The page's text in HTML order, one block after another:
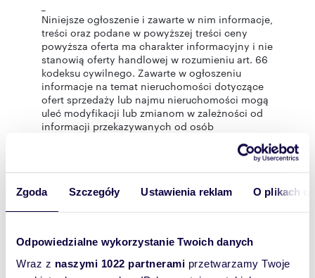
Zgoda Szczegóły Ustawienia reklam O plikach
Odpowiedzialne wykorzystanie Twoich danych
Wraz z naszymi 1022 partnerami przetwarzamy Twoje
Niniejsze ogłoszenie i zawarte w nim informacje,
treści oraz podane w powyższej treści ceny
powyższa oferta ma charakter informacyjny i nie
stanowią oferty handlowej w rozumieniu art. 66
kodeksu cywilnego. Zawarte w ogłoszeniu
informacje na temat nieruchomości dotyczące
ofert sprzedaży lub najmu nieruchomości mogą
uleć modyfikacji lub zmianom w zależności od
informacji przekazywanych od osób
posiadających prawo do nieruchomości. Biuro
AGhouse Nieruchomości dba, aby oferty były
nieruchomości zamieszczona przez nasze biuro
-----------------